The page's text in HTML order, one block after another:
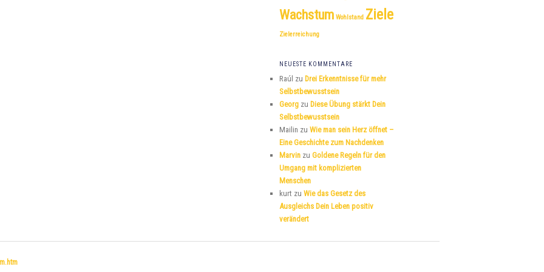
Wachstum Wohlstand Ziele
Zielerreichung
NEUESTE KOMMENTARE
Raúl zu Drei Erkenntnisse für mehr
Selbstbewusstsein
Georg zu Diese Übung stärkt Dein
Selbstbewusstsein
Mailin zu Wie man sein Herz öffnet –
Eine Geschichte zum Nachdenken
Marvin zu Goldene Regeln für den
Umgang mit komplizierten
Menschen
kurt zu Wie das Gesetz des
Ausgleichs Dein Leben positiv
verändert